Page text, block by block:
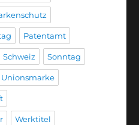
Patentamt
Schweiz Sonntag
Unionsmarke
Werktitel